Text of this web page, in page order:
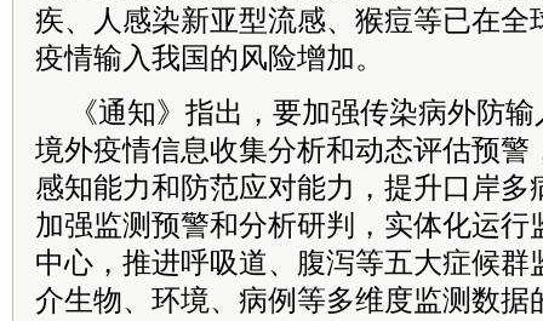
疾、人感染新亚型流感、猴痘等已在全
疫情输入我国的风险增加。
《通知》指出，要加强传染病外防
境外疫情信息收集分析和动态评估预警
感知能力和防范应对能力，提升口岸多
加强监测预警和分析研判，实体化运行
中心，推进呼吸道、腹泻等五大症候群
介生物、环境、病例等多维度监测数据